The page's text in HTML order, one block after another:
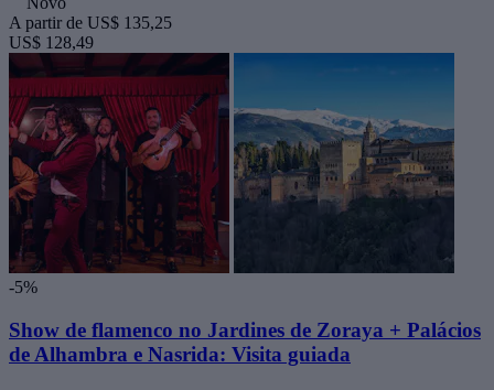
A partir de US$ 135,25
US$ 128,49
-5%
Show de flamenco no Jardines de Zoraya + Palácios
de Alhambra e Nasrida: Visita guiada